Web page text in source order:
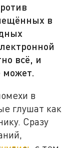
в
всё, и
может.
в
глушат как
Сразу